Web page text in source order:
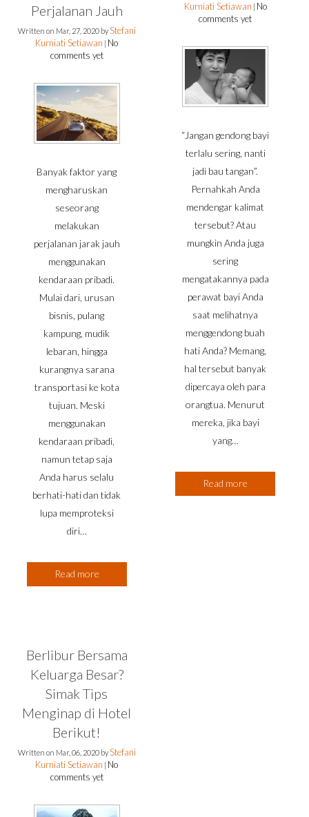
Perjalanan Jauh
Written on Mar, 27, 2020 byStefani
Kurniati Setiawan | No
comments yet
Banyak faktor yang
mengharuskan
seseorang
melakukan
perjalanan jarak jauh
menggunakan
kendaraan pribadi.
Mulai dari, urusan
bisnis, pulang
kampung, mudik
lebaran, hingga
kurangnya sarana
transportasi ke kota
tujuan. Meski
menggunakan
kendaraan pribadi,
namun tetap saja
Anda harus selalu
berhati-hati dan tidak
lupa memproteksi
diri…
Read more
Kurniati Setiawan | No
comments yet
“Jangan gendong bayi
terlalu sering, nanti
jadi bau tangan”.
Pernahkah Anda
mendengar kalimat
tersebut? Atau
mungkin Anda juga
sering
mengatakannya pada
perawat bayi Anda
saat melihatnya
menggendong buah
hati Anda? Memang,
hal tersebut banyak
dipercaya oleh para
orangtua. Menurut
mereka, jika bayi
yang…
Read more
Berlibur Bersama
Keluarga Besar?
Simak Tips
Menginap di Hotel
Berikut!
Written on Mar, 06, 2020 byStefani
Kurniati Setiawan No
comments yet